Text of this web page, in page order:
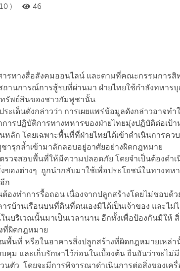
) 46
รทางสื่อสังคมออนไลน์ และตามที่คณะกรรมการสิ
านการณ์การสู้รบที่ผ่านมา ฝ่ายไทยใช้กำลังทหารบุ
รัพย์สินของชาวกัมพูชานั้น
เด็นดังกล่าวว่า การเผยแพร่ข้อมูลดังกล่าวอาจทำ
ารปฏิบัติการทางทหารของฝ่ายไทยมุ่งปฏิบัติต่อเป้า
ลัก โดยเฉพาะพื้นที่ที่ฝ่ายไทยได้เข้าดำเนินการคว
รุกล้ำเข้ามาลักลอบอยู่อาศัยอย่างผิดกฎหมาย
รวจสอบพื้นที่ให้มีความปลอดภัย โดยจำเป็นต้องดำเ
ของต่างๆ ถูกนำกลับมาใช้เพื่อประโยชน์ในทางทห
ก
องทำการรื้อถอน เนื่องจากปลูกสร้างโดยไม่ชอบด้ว
บ้านเรือนบนที่ดินที่ตนเองมิได้เป็นเจ้าของ และไม่
บริเวณนั้นมาเป็นเวลานาน อีกทั้งเพื่อป้องกันมิให้
ที่ผิดกฎหมาย
พื้นที่ หรือในอาคารสิ่งปลูกสร้างที่ผิดกฎหมายเหล่า
คุม และเก็บรักษาไว้ก่อนในเบื้องต้น ยืนยันว่าจะไม่มี
นตัว โดยจะมีการพิจารณาดำเนินการต่อสิ่งของเครื่